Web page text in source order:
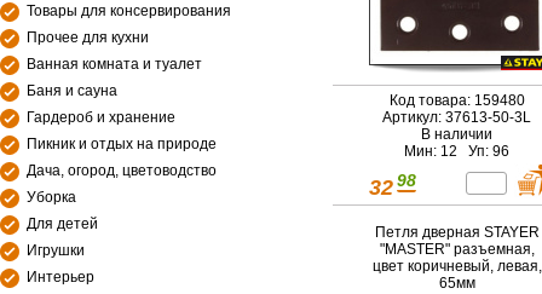
Товары для консервирования
Прочее для кухни
Ванная комната и туалет
Баня и сауна
Гардероб и хранение
Пикник и отдых на природе
Дача, огород, цветоводство
Уборка
Для детей
Игрушки
Интерьер
Код товара: 159480
Артикул: 37613-50-3L
В наличии
Мин: 12 Уп: 96
32 98
Петля дверная STAYER
"MASTER" разъемная,
цвет коричневый, левая,
65мм